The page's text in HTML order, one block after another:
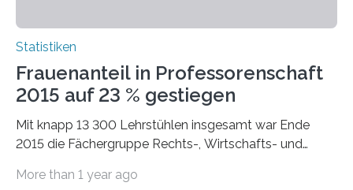
Statistiken
Frauenanteil in Professorenschaft
2015 auf 23 % gestiegen
Mit knapp 13 300 Lehrstühlen insgesamt war Ende
2015 die Fächergruppe Rechts-, Wirtschafts- und
bei…
More than 1 year ago